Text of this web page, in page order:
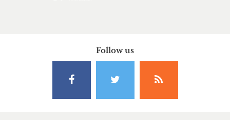
Follow us